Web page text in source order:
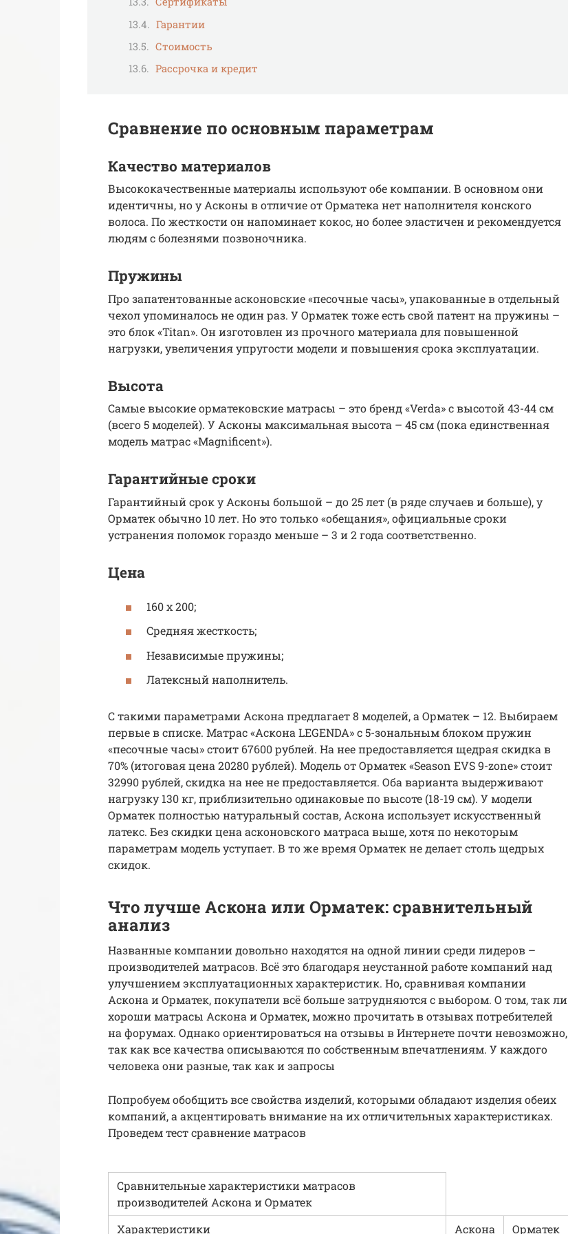
Гарантии
Стоимость
Рассрочка и кредит
Сравнение по основным параметрам
Качество материалов
Высококачественные материалы используют обе компании. В основном они
идентичны, но у Асконы в отличие от Орматека нет наполнителя конского
волоса. По жесткости он напоминает кокос, но более эластичен и рекомендуется
людям с болезнями позвоночника.
Пружины
Про запатентованные асконовские «песочные часы», упакованные в отдельный
чехол упоминалось не один раз. У Орматек тоже есть свой патент на пружины –
это блок «Titan». Он изготовлен из прочного материала для повышенной
нагрузки, увеличения упругости модели и повышения срока эксплуатации.
Высота
Самые высокие орматековские матрасы – это бренд «Verda» с высотой 43-44 см
(всего 5 моделей). У Асконы максимальная высота – 45 см (пока единственная
модель матрас «Magnificent»).
Гарантийные сроки
Гарантийный срок у Асконы большой – до 25 лет (в ряде случаев и больше), у
Орматек обычно 10 лет. Но это только «обещания», официальные сроки
устранения поломок гораздо меньше – 3 и 2 года соответственно.
Цена
160 х 200;
Средняя жесткость;
Независимые пружины;
Латексный наполнитель.
С такими параметрами Аскона предлагает 8 моделей, а Орматек – 12. Выбираем
первые в списке. Матрас «Аскона LEGENDA» с 5-зональным блоком пружин
«песочные часы» стоит 67600 рублей. На нее предоставляется щедрая скидка в
70% (итоговая цена 20280 рублей). Модель от Орматек «Season EVS 9-zone» стоит
32990 рублей, скидка на нее не предоставляется. Оба варианта выдерживают
нагрузку 130 кг, приблизительно одинаковые по высоте (18-19 см). У модели
Орматек полностью натуральный состав, Аскона использует искусственный
латекс. Без скидки цена асконовского матраса выше, хотя по некоторым
параметрам модель уступает. В то же время Орматек не делает столь щедрых
скидок.
Что лучше Аскона или Орматек: сравнительный
анализ
Названные компании довольно находятся на одной линии среди лидеров –
производителей матрасов. Всё это благодаря неустанной работе компаний над
улучшением эксплуатационных характеристик. Но, сравнивая компании
Аскона и Орматек, покупатели всё больше затрудняются с выбором. О том, так ли
хороши матрасы Аскона и Орматек, можно прочитать в отзывах потребителей
на форумах. Однако ориентироваться на отзывы в Интернете почти невозможно,
так как все качества описываются по собственным впечатлениям. У каждого
человека они разные, так как и запросы
Попробуем обобщить все свойства изделий, которыми обладают изделия обеих
компаний, а акцентировать внимание на их отличительных характеристиках.
Проведем тест сравнение матрасов
Сравнительные характеристики матрасов
производителей Аскона и Орматек
Характеристики
Аскона Орматек